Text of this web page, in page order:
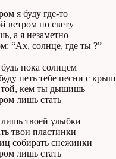
я буду где-то
ветром по свету
а я незаметно
“Ах, солнце, где ты ?”
пока солнцем
петь тебе песни с крыш
той, кем ты дышишь
лишь стать
твоей улыбки
твои пластинки
собирать снежинки
лишь стать